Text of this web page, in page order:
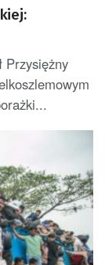
Przysiężny